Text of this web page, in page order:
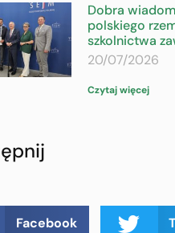
Dobra
polskiego
szkolnictwa
20/07/2026
Czytaj więcej
Facebook